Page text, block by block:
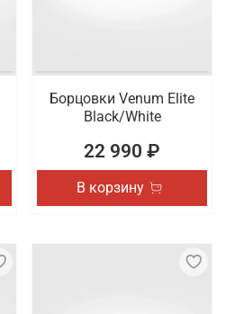
Борцовки Venum Elite
Black/White
22 990 ₽
В корзину